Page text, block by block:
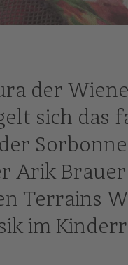
der
sich das
Brauer
Terrains
im